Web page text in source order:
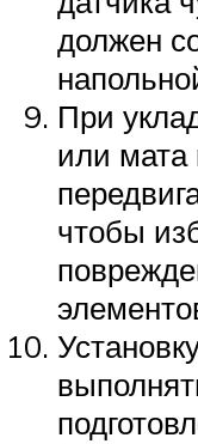
должен
При
или мата
чтобы